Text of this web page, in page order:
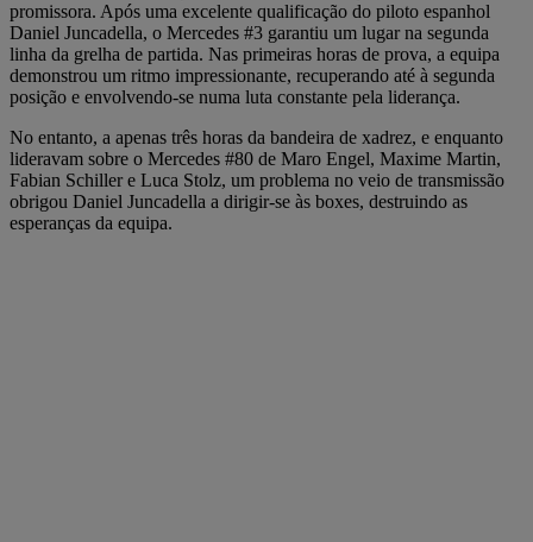
promissora. Após uma excelente qualificação do piloto espanhol
Daniel Juncadella, o Mercedes #3 garantiu um lugar na segunda
linha da grelha de partida. Nas primeiras horas de prova, a equipa
demonstrou um ritmo impressionante, recuperando até à segunda
posição e envolvendo-se numa luta constante pela liderança.
No entanto, a apenas três horas da bandeira de xadrez, e enquanto
lideravam sobre o Mercedes #80 de Maro Engel, Maxime Martin,
Fabian Schiller e Luca Stolz, um problema no veio de transmissão
obrigou Daniel Juncadella a dirigir-se às boxes, destruindo as
esperanças da equipa.